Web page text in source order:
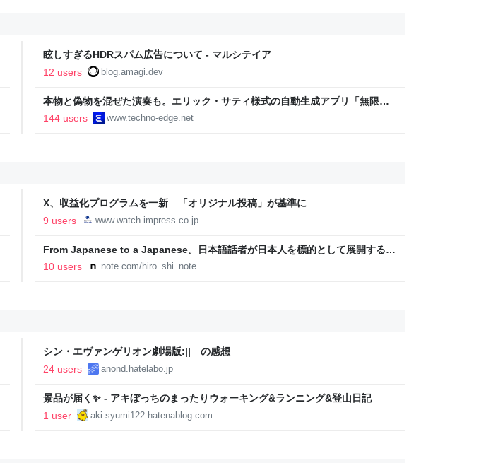
眩しすぎるHDRスパム広告について - マルシテイア
12 users
blog.amagi.dev
本物と偽物を混ぜた演奏も。エリック・サティ様式の自動生成アプリ「無限サ
ティ機関」をClaude Codeで作って公開した（CloseBox） | テクノエッジ
TechnoEdge
144 users www.techno-edge.net
X、収益化プログラムを一新 「オリジナル投稿」が基準に
9 users
www.watch.impress.co.jp
From Japanese to a Japanese。日本語話者が日本人を標的として展開するス
ミッシング（SMSフィッシング）｜__aloha__
10 users note.com/hiro_shi_note
シン・エヴァンゲリオン劇場版:|| の感想
24 users
anond.hatelabo.jp
景品が届く✨ - アキぼっちのまったりウォーキング&ランニング&登山日記
1 user
aki-syumi122.hatenablog.com